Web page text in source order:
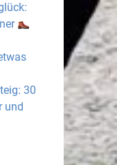
30
und